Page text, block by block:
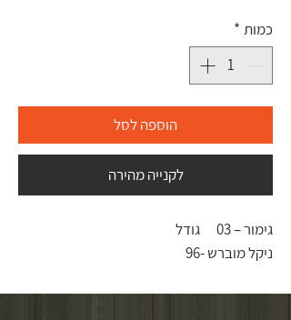
כמות *
הוספה לסל
לקנייה מהירה
גימור – 03
גודל
ניקל מוברש -96